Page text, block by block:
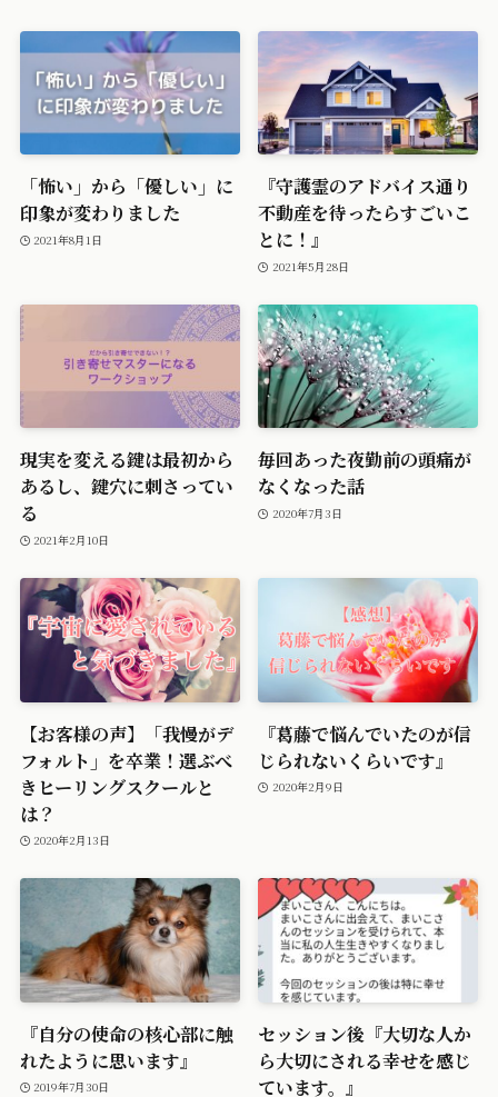
「怖い」から「優しい」に
印象が変わりました
2021年8月1日
『守護霊のアドバイス通り
不動産を待ったらすごいこ
とに！』
2021年5月28日
現実を変える鍵は最初から
あるし、鍵穴に刺さってい
る
2021年2月10日
毎回あった夜勤前の頭痛が
なくなった話
2020年7月3日
【お客様の声】「我慢がデ
フォルト」を卒業！選ぶべ
きヒーリングスクールと
は？
2020年2月13日
『葛藤で悩んでいたのが信
じられないくらいです』
2020年2月9日
『自分の使命の核心部に触
れたように思います』
2019年7月30日
セッション後『大切な人か
ら大切にされる幸せを感じ
ています。』